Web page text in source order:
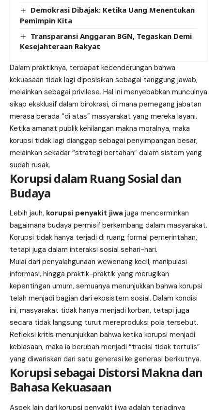
Demokrasi Dibajak: Ketika Uang Menentukan
Pemimpin Kita
Transparansi Anggaran BGN, Tegaskan Demi
Kesejahteraan Rakyat
Dalam praktiknya, terdapat kecenderungan bahwa
kekuasaan tidak lagi diposisikan sebagai tanggung jawab,
melainkan sebagai privilese. Hal ini menyebabkan munculnya
sikap eksklusif dalam birokrasi, di mana pemegang jabatan
merasa berada “di atas” masyarakat yang mereka layani.
Ketika amanat publik kehilangan makna moralnya, maka
korupsi tidak lagi dianggap sebagai penyimpangan besar,
melainkan sekadar “strategi bertahan” dalam sistem yang
sudah rusak.
Korupsi dalam Ruang Sosial dan
Budaya
Lebih jauh, korupsi penyakit jiwa juga mencerminkan
bagaimana budaya permisif berkembang dalam masyarakat.
Korupsi tidak hanya terjadi di ruang formal pemerintahan,
tetapi juga dalam interaksi sosial sehari-hari.
Mulai dari penyalahgunaan wewenang kecil, manipulasi
informasi, hingga praktik-praktik yang merugikan
kepentingan umum, semuanya menunjukkan bahwa korupsi
telah menjadi bagian dari ekosistem sosial. Dalam kondisi
ini, masyarakat tidak hanya menjadi korban, tetapi juga
secara tidak langsung turut mereproduksi pola tersebut.
Refleksi kritis menunjukkan bahwa ketika korupsi menjadi
kebiasaan, maka ia berubah menjadi “tradisi tidak tertulis”
yang diwariskan dari satu generasi ke generasi berikutnya.
Korupsi sebagai Distorsi Makna dan
Bahasa Kekuasaan
Aspek lain dari korupsi penyakit jiwa adalah terjadinya